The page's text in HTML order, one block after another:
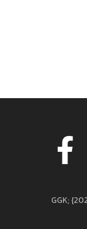
GGK;